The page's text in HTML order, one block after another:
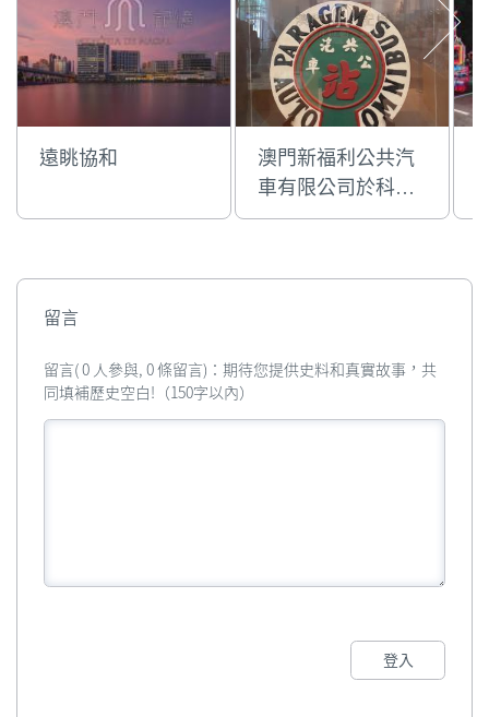
遠眺協和
澳門新福利公共汽
車有限公司於科學
館舉行「新福利．
留言
留言( 0 人參與, 0 條留言)：期待您提供史料和真實故事，共
同填補歷史空白!（150字以內）
登入